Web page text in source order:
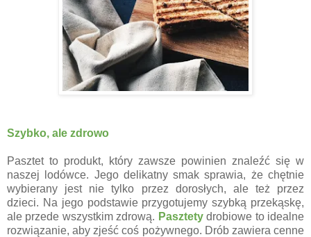
Szybko, ale zdrowo
Pasztet to produkt, który zawsze powinien znaleźć się w
naszej lodówce. Jego delikatny smak sprawia, że chętnie
wybierany jest nie tylko przez dorosłych, ale też przez
dzieci. Na jego podstawie przygotujemy szybką przekąskę,
ale przede wszystkim zdrową. Pasztetydrobiowe to idealne
rozwiązanie, aby zjeść coś pożywnego. Drób zawiera cenne